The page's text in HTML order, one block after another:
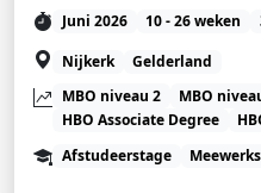
Juni 2026 10 - 26 weken
Nijkerk
Gelderland
MBO niveau 2
MBO
HBO Associate Degree
Afstudeerstage